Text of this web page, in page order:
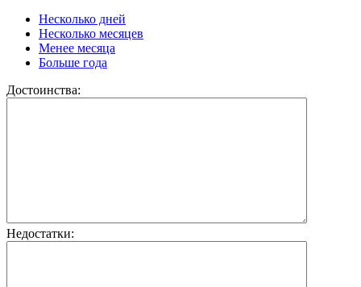
Несколько дней
Несколько месяцев
Менее месяца
Больше года
Достоинства:
Недостатки: